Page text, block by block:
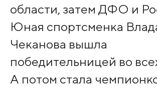
области, затем ДФО и
Юная спортсменка
Чеканова вышла
победительницей во
А потом стала